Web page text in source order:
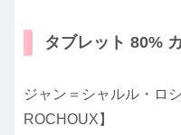
タブレット 80%
ジャン＝シャルル・ロ
ROCHOUX】